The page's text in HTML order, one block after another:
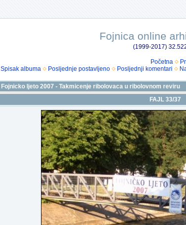
Fojnica online
(1999-2017)
Početna
Spisak albuma
Posljednje postavljeno Posljednji komentari
Fojnicko ljeto 2007 - Takmicenje ribolovaca u ribolovnom reviru
FAJL 33/37